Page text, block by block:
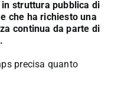
struttura pubblica di
che ha richiesto una
continua da parte di
precisa quanto